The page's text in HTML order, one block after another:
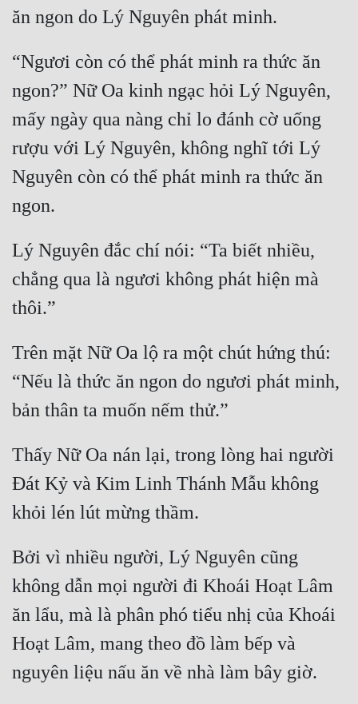
“Ngươi còn có thể phát minh ra thức ăn
ngon?” Nữ Oa kinh ngạc hỏi Lý Nguyên,
mấy ngày qua nàng chỉ lo đánh cờ uống
rượu với Lý Nguyên, không nghĩ tới Lý
Nguyên còn có thể phát minh ra thức ăn
Lý Nguyên đắc chí nói: “Ta biết nhiều,
chẳng qua là ngươi không phát hiện mà
Trên mặt Nữ Oa lộ ra một chút hứng thú:
“Nếu là thức ăn ngon do ngươi phát minh,
Thấy Nữ Oa nán lại, trong lòng hai người
Ðát Kỷ và Kim Linh Thánh Mẫu không
Bởi vì nhiều người, Lý Nguyên cũng
không dẫn mọi người đi Khoái Hoạt Lâm
ăn lẩu, mà là phân phó tiểu nhị của Khoái
Hoạt Lâm, mang theo đồ làm bếp và